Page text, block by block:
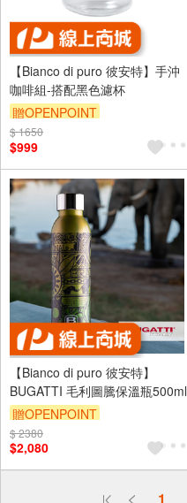
【Bianco di puro 彼安特】手沖
咖啡組-搭配黑色濾杯
贈OPENPOINT
$ 1650
$999
【Bianco di puro 彼安特】
BUGATTI 毛利圖騰保溫瓶500ml
贈OPENPOINT
$ 2380
$2,080
偏遠地區配送